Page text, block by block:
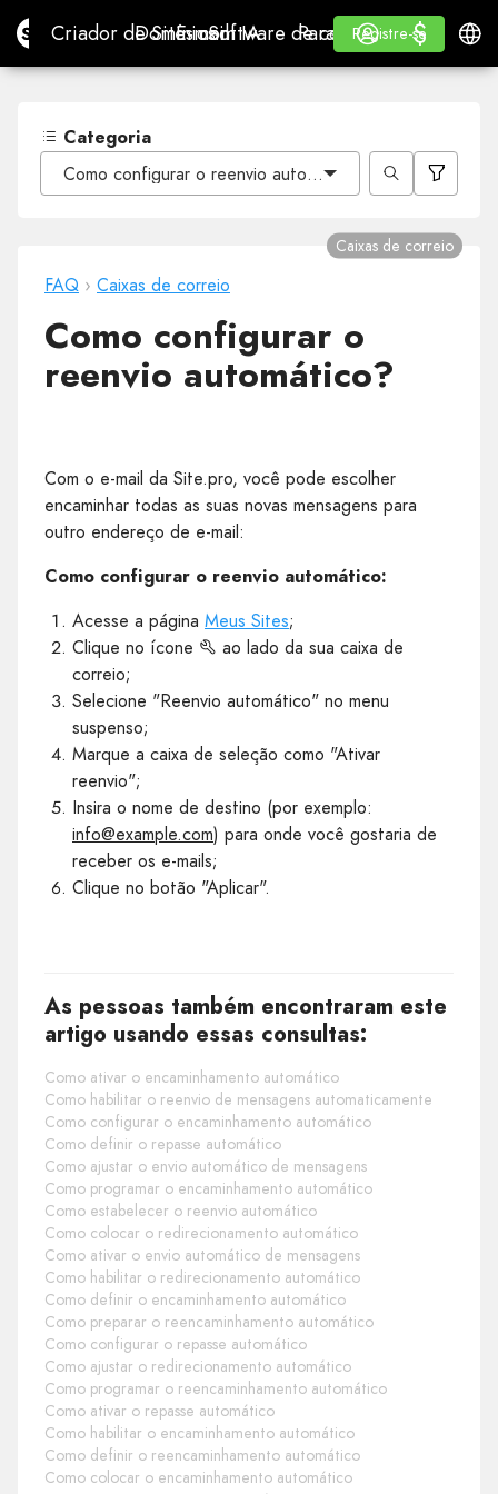
Site.proCriador de Sites com IA
Criador de Sites com IA
Domínios
Domínios
E-mail
E-mailSoftware de contabilidade
Software de contabilidade
Para
Para Revendedores
WHITE LABEL
Aprender
Aprender
Registre-se
Registre-se
Iniciar Sessão
$
$
Categoria
Como configurar o reenvio automático?
FAQ › Caixas de correio
Caixas de correio
Como configurar o
reenvio automático?
Com o e-mail da Site.pro, você pode escolher
encaminhar todas as suas novas mensagens para
outro endereço de e-mail:
Como configurar o reenvio automático:
Acesse a página Meus Sites;
Clique no ícone
ao lado da sua caixa de
correio;
Selecione "Reenvio automático" no menu
suspenso;
Marque a caixa de seleção como "Ativar
reenvio";
Insira o nome de destino (por exemplo:
info@example.com) para onde você gostaria de
receber os e-mails;
Clique no botão "Aplicar".
As pessoas também encontraram este
artigo usando essas consultas:
Como ativar o encaminhamento automático
Como habilitar o reenvio de mensagens automaticamente
Como configurar o encaminhamento automático
Como definir o repasse automático
Como ajustar o envio automático de mensagens
Como programar o encaminhamento automático
Como estabelecer o reenvio automático
Como colocar o redirecionamento automático
Como ativar o envio automático de mensagens
Como habilitar o redirecionamento automático
Como definir o encaminhamento automático
Como preparar o reencaminhamento automático
Como configurar o repasse automático
Como ajustar o redirecionamento automático
Como programar o reencaminhamento automático
Como ativar o repasse automático
Como habilitar o encaminhamento automático
Como definir o reencaminhamento automático
Como colocar o encaminhamento automático